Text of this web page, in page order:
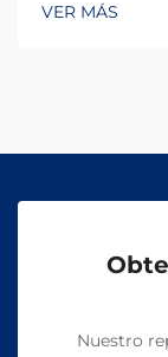
VER MÁS
Nuestro